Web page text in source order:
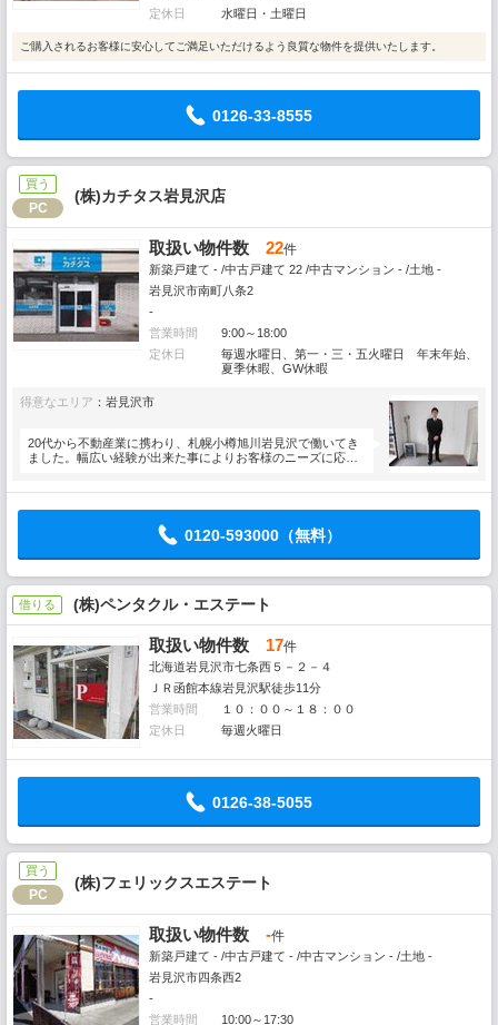
定休日
水曜日・土曜日
ご購入されるお客様に安心してご満足いただけるよう良質な物件を提供いたします。
0126-33-8555
買う
PC
(株)カチタス岩見沢店
取扱い物件数 22件
新築戸建て - /中古戸建て 22 /中古マンション - /土地 -
岩見沢市南町八条2
-
営業時間
9:00～18:00
定休日
毎週水曜日、第一・三・五火曜日 年末年始、
夏季休暇、GW休暇
得意なエリア ：岩見沢市
20代から不動産業に携わり、札幌小樽旭川岩見沢で働いてき
ました。幅広い経験が出来た事によりお客様のニーズに応え
0120-593000（無料）
借りる (株)ペンタクル・エステート
取扱い物件数 17件
北海道岩見沢市七条西５－２－４
ＪＲ函館本線岩見沢駅徒歩11分
営業時間
１０：００～１８：００
定休日
毎週火曜日
0126-38-5055
買う
PC
(株)フェリックスエステート
取扱い物件数 -件
新築戸建て - /中古戸建て - /中古マンション - /土地 -
岩見沢市四条西2
-
営業時間
10:00～17:30